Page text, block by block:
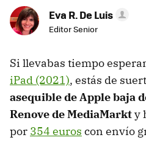
Eva R. De Luis
Editor Senior
Si llevabas tiempo
iPad (2021), estás de
asequible de Apple baja
Renove de MediaMarkty
por 354 euros con envío